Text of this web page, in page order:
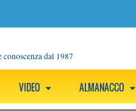
conoscenza dal 1987
VIDEO ALMANACCO